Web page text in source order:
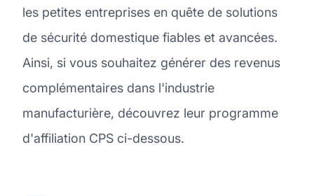
les petites entreprises en quête de solutions
de sécurité domestique fiables et avancées.
Ainsi, si vous souhaitez générer des revenus
complémentaires dans l'industrie
manufacturière, découvrez leur programme
d'affiliation CPS ci-dessous.